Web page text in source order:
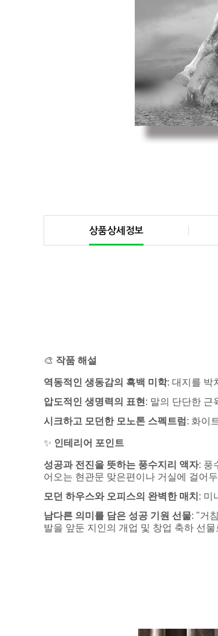
상품상세정보
🎨 작품 해설
역동적인 생동감의 흑백 미학: 대지를 박
압도적인 생명력의 표현 : 말의 단단한 근
시크하고 모던한 모노톤 스펙트럼 : 화이
✨ 인테리어 포인트
성공과 전진을 뜻하는 풍수지리 액자: 풍
어오는 현관문 맞은편이나 거실에 걸어
모던 하우스와 오피스의 완벽한 매치 : 미
남다른 의미를 담은 성공 기원 선물: "거
발을 앞둔 지인의 개업 및 창업 축하 선